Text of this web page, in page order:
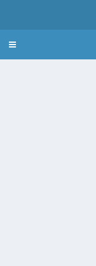
Bulmaca